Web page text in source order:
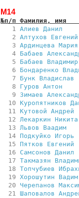
М14
№п/п Фамилия,
   1
Алиев
   2
Алтухов
   3
   4
Бабаев
   5
Бабаев
   6
   7
Бунк
   8
Гуров
   9
Зимаев
  10
  11
  12
  13
Львов
  14
  15
Пятков
  16
  17
Такмазян
  18
  19
  20
  21